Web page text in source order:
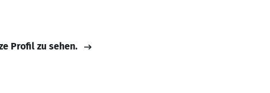
Profil zu sehen.